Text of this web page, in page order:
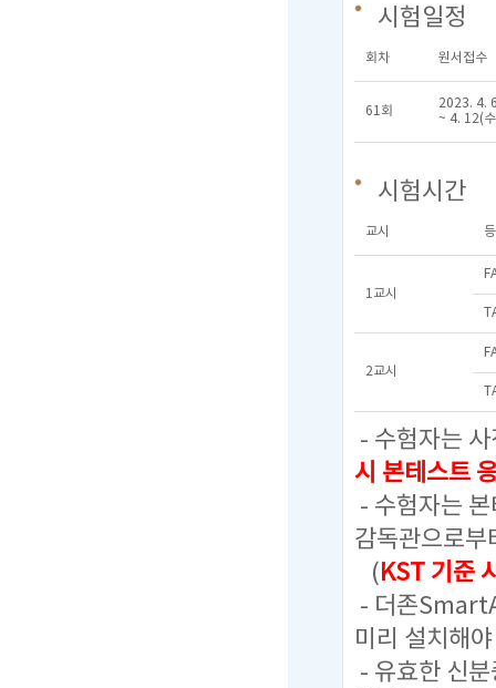
시험일정
회차 원서접수
61회
2023. 4.
~ 4. 12(
시험시간
교시
1교시
2교시
- 수험자는
시 본테스트
- 수험자는
감독관으로
(KST 기준
- 더존
미리 설치해
- 유효한 신